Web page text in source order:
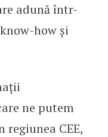
adună într-
how și
ne putem
CEE,